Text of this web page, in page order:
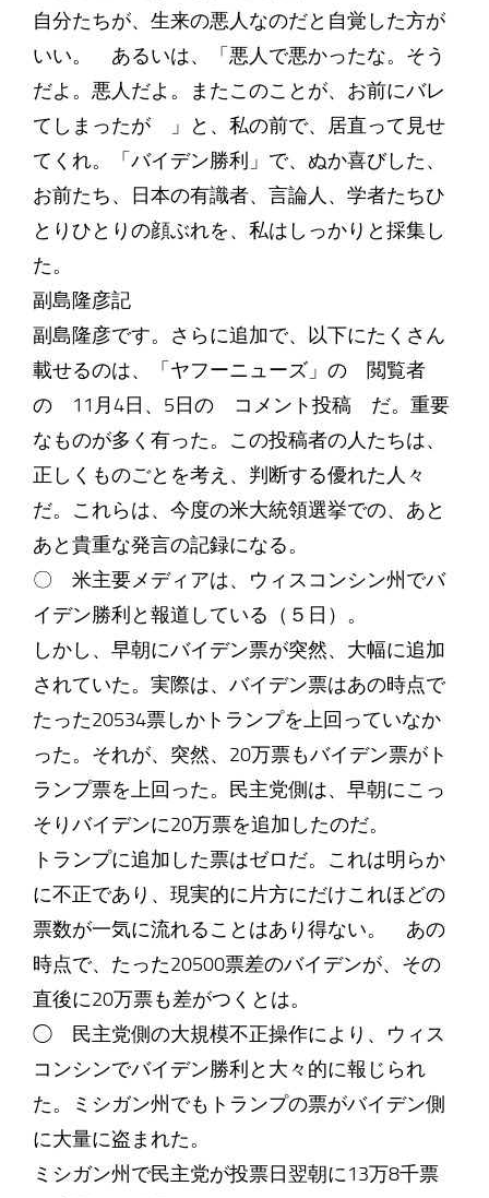
自分たちが、生来の悪人なのだと自覚した方が
いい。 あるいは、「悪人で悪かったな。そう
だよ。悪人だよ。またこのことが、お前にバレ
てしまったが 」と、私の前で、居直って見せ
てくれ。「バイデン勝利」で、ぬか喜びした、
お前たち、日本の有識者、言論人、学者たちひ
とりひとりの顔ぶれを、私はしっかりと採集し
た。
副島隆彦記
副島隆彦です。さらに追加で、以下にたくさん
載せるのは、「ヤフーニューズ」の 閲覧者
の 11月4日、5日の コメント投稿 だ。重要
なものが多く有った。この投稿者の人たちは、
正しくものごとを考え、判断する優れた人々
だ。これらは、今度の米大統領選挙での、あと
あと貴重な発言の記録になる。
〇 米主要メディアは、ウィスコンシン州でバ
イデン勝利と報道している（５日）。
しかし、早朝にバイデン票が突然、大幅に追加
されていた。実際は、バイデン票はあの時点で
たった20534票しかトランプを上回っていなか
った。それが、突然、20万票もバイデン票がト
ランプ票を上回った。民主党側は、早朝にこっ
そりバイデンに20万票を追加したのだ。
トランプに追加した票はゼロだ。これは明らか
に不正であり、現実的に片方にだけこれほどの
票数が一気に流れることはあり得ない。 あの
時点で、たった20500票差のバイデンが、その
直後に20万票も差がつくとは。
◯ 民主党側の大規模不正操作により、ウィス
コンシンでバイデン勝利と大々的に報じられ
た。ミシガン州でもトランプの票がバイデン側
に大量に盗まれた。
ミシガン州で民主党が投票日翌朝に13万8千票